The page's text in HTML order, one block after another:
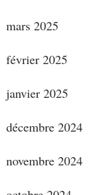
mars 2025
février 2025
janvier 2025
décembre 2024
novembre 2024